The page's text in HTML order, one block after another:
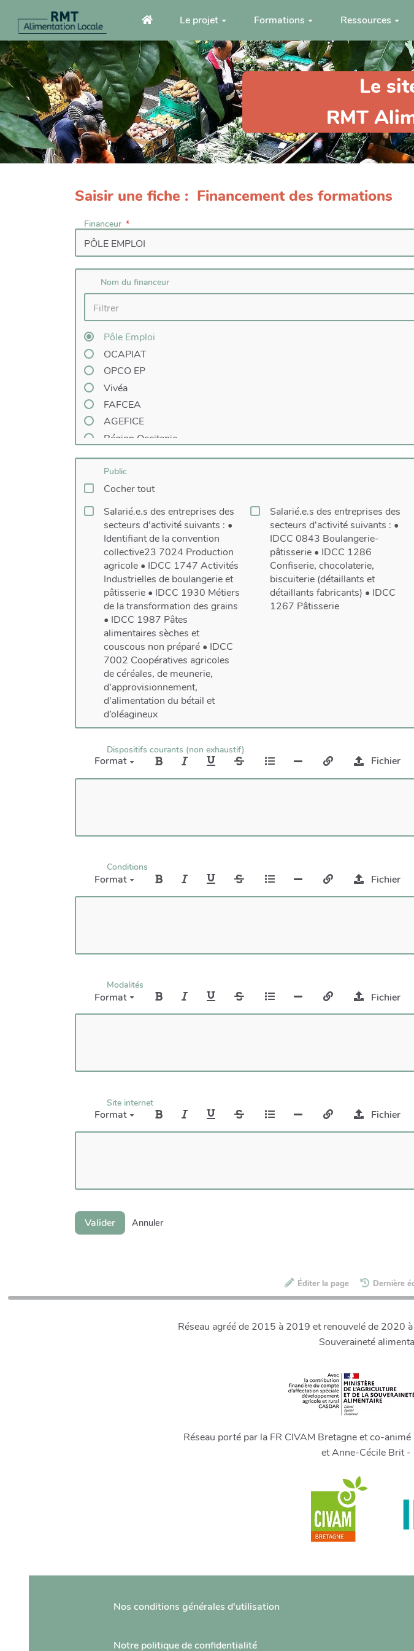
Aller au contenu principal Le projet Formations Ressources
Le
RMT
Saisir une fiche : Financement des formations
Financeur
Nom du financeur
Pôle Emploi
OCAPIAT
OPCO EP
Vivéa
FAFCEA
AGEFICE
Région Occitanie
CPF
Public
Cocher tout
Salarié.e.s des entreprises des
secteurs d’activité suivants : •
Identifiant de la convention
collective23 7024 Production
agricole • IDCC 1747 Activités
Industrielles de boulangerie et
pâtisserie • IDCC 1930 Métiers
de la transformation des grains
• IDCC 1987 Pâtes
alimentaires sèches et
couscous non préparé • IDCC
7002 Coopératives agricoles
de céréales, de meunerie,
d’approvisionnement,
d’alimentation du bétail et
d’oléagineux
Salarié.e.s des entreprises des
secteurs d’activité suivants : •
IDCC 0843 Boulangerie-
pâtisserie • IDCC 1286
Confiserie, chocolaterie,
biscuiterie (détaillants et
détaillants fabricants) • IDCC
1267 Pâtisserie
Dispositifs courants (non exhaustif)
Format Fichier
Conditions
Format Fichier
Modalités
Format Fichier
Site internet
Format Fichier
Valider Annuler
Éditer la page Dernière
Réseau agréé de 2015 à 2019 et renouvelé de 2020
Souveraineté
Réseau porté par la FR CIVAM Bretagne et co-
et Anne-Cécile Brit -
Nos conditions générales d'utilisation
Notre politique de confidentialité